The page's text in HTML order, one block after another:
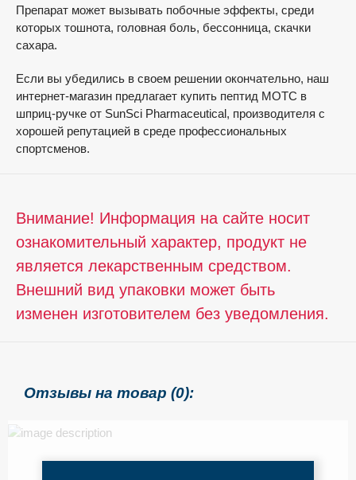
Препарат может вызывать побочные эффекты, среди
которых тошнота, головная боль, бессонница, скачки
сахара.
Если вы убедились в своем решении окончательно, наш
интернет-магазин предлагает купить пептид МОТС в
шприц-ручке от SunSci Pharmaceutical, производителя с
хорошей репутацией в среде профессиональных
спортсменов.
Внимание! Информация на сайте носит
ознакомительный характер, продукт не
является лекарственным средством.
Внешний вид упаковки может быть
изменен изготовителем без уведомления.
Отзывы на товар (0):